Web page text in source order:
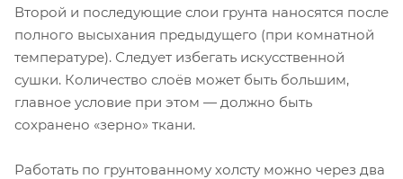
Второй и последующие слои грунта наносятся после
полного высыхания предыдущего (при комнатной
температуре). Следует избегать искусственной
сушки. Количество слоёв может быть большим,
главное условие при этом — должно быть
сохранено «зерно» ткани.
Работать по грунтованному холсту можно через два